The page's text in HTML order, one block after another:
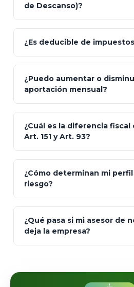
GNP (Proyecta)
Seguros
Skandia (Crea)
MetLife (MetaLife)
Prudential
de Descanso)?
¿Es deducible de
¿Puedo aumentar o
aportación mensual?
¿Cuál es la diferencia fiscal
Art. 151 y Art. 93?
93
libres de impuestos
¿Cómo determinan mi
riesgo?
¿Qué pasa si mi asesor de
deja la empresa?